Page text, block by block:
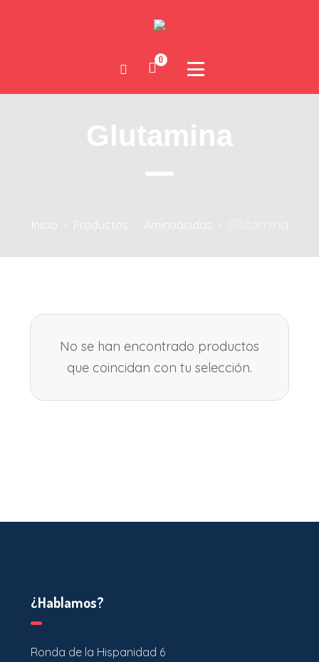
0
Glutamina
Inicio Productos Aminoácidos
No se han encontrado productos
que coincidan con tu selección.
¿Hablamos?
Ronda de la Hispanidad 6